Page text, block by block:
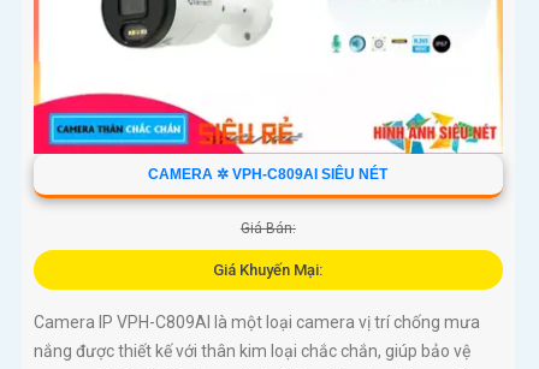
CAMERA ✲ VPH-C809AI SIÊU NÉT
Giá Bán:
Giá Khuyến Mại:
Camera IP VPH-C809AI là một loại camera vị trí chống mưa
nắng được thiết kế với thân kim loại chắc chắn, giúp bảo vệ